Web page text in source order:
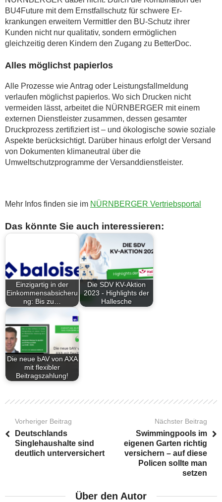
BU4Future mit dem Ernstfallschutz für schwere Er­
krankungen erweitern Vermittler den BU-Schutz ihrer
Kunden nicht nur qualitativ, sondern ermöglichen
gleichzeitig deren Kindern den Zugang zu BetterDoc.
Alles möglichst papierlos
Alle Prozesse wie Antrag oder Leistungsfallmel­dung
verlaufen möglichst papierlos. Wo sich Drucken nicht
vermeiden lässt, arbeitet die NÜRNBERGER mit einem
externen Dienstleister zusammen, dessen gesamter
Druckprozess zertifiziert ist – und ökologische sowie soziale
Aspekte berücksichtigt. Darüber hinaus erfolgt der Versand
von Dokumenten klimaneutral über die
Umweltschutzprogramme der Ver­sanddienstleister.
Mehr Infos finden sie im NÜRNBERGER Vertriebsportal
Das könnte Sie auch interessieren:
Einzigartig in der
Einkommensabsicheru
ng: Bis zu…
Die SDV KV-Aktion
2023 - Highlights der
Hallesche
Die neue bAV von AXA
mit flexibler
Beitragszahlung!
Vorheriger Beitrag
Deutschlands
Singlehaushalte sind
deutlich unterversichert
Nächster Beitrag
Swimmingpools im
eigenen Garten richtig
versichern – auf diese
Policen sollte man
setzen
Über den Autor